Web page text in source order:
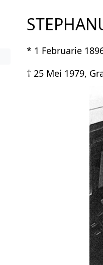
* 1 Februarie
† 25 Mei 1979,